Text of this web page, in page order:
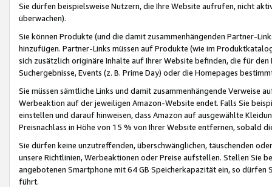
Sie dürfen beispielsweise Nutzern, die Ihre Website aufrufen, nicht
überwachen).
Sie können Produkte (und die damit zusammenhängenden Partner-
hinzufügen. Partner-Links müssen auf Produkte (wie im
sich zusätzlich originäre Inhalte auf Ihrer Website befinden, die für
Suchergebnisse, Events (z. B. Prime Day) oder die Homepages
Sie müssen sämtliche Links und damit zusammenhängende
Werbeaktion auf der jeweiligen Amazon-Website endet. Falls Sie
einstellen und darauf hinweisen, dass Amazon auf ausgewählte
Preisnachlass in Höhe von 15 % von Ihrer Website entfernen, sobald
Sie dürfen keine unzutreffenden, überschwänglichen, täuschenden
unsere Richtlinien, Werbeaktionen oder Preise aufstellen. Stellen Sie
angebotenen Smartphone mit 64 GB Speicherkapazität ein, so dürfen
führt.